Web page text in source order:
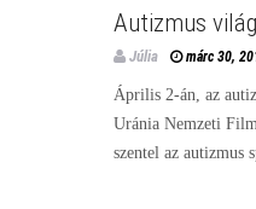
Autizmus
Júlia márc 30,
Április 2-án, az
Uránia Nemzeti
szentel az autizmus